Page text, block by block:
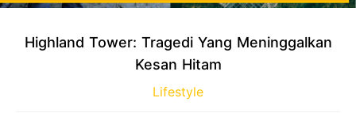
Highland Tower: Tragedi Yang Meninggalkan
Kesan Hitam
Lifestyle